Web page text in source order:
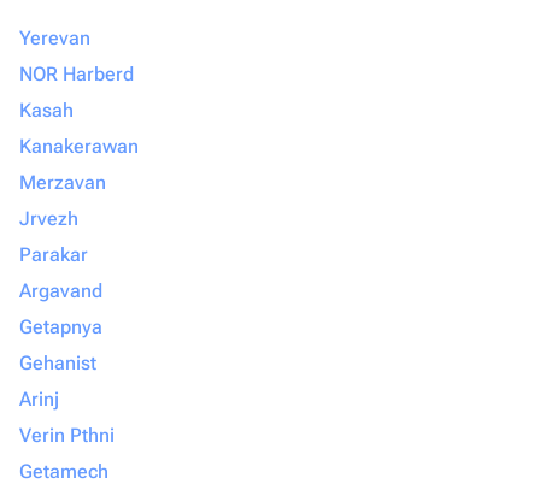
Yerevan
NOR Harberd
Kasah
Kanakerawan
Merzavan
Jrvezh
Parakar
Argavand
Getapnya
Gehanist
Arinj
Verin Pthni
Getamech